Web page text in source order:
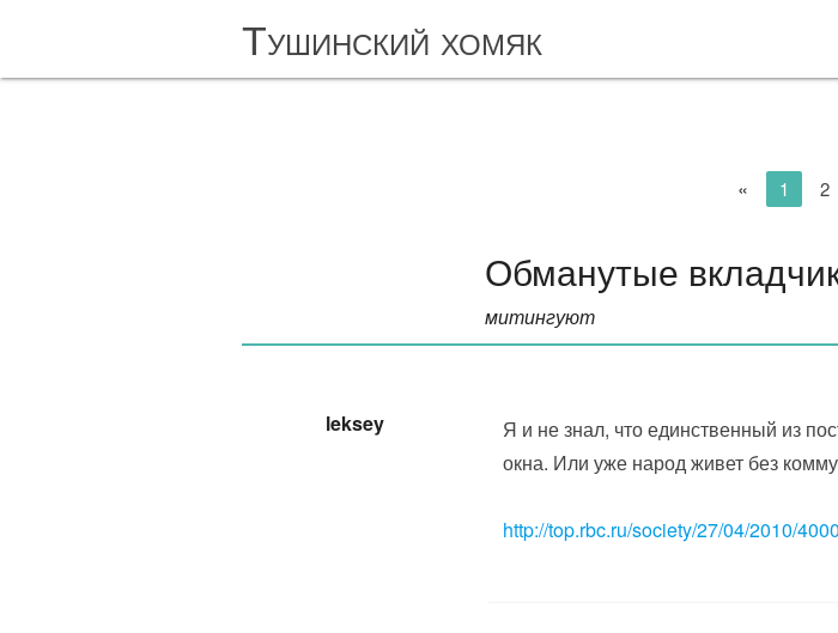
Тушинский хомяк
« 1 2
Обманутые
митингуют
leksey
Я и не знал, что единственный из
окна. Или уже народ живет без
http://top.rbc.ru/society/27/04/2010/